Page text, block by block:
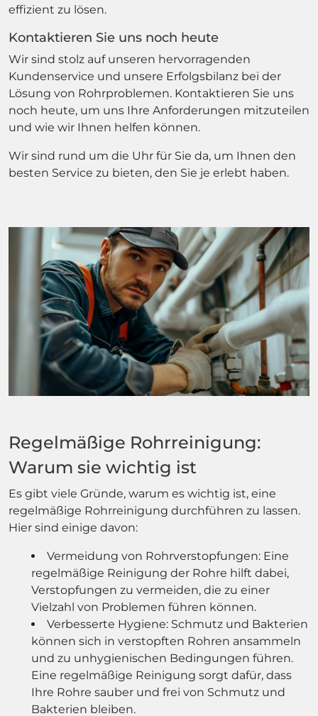
effizient zu lösen.
Kontaktieren Sie uns noch heute
Wir sind stolz auf unseren hervorragenden
Kundenservice und unsere Erfolgsbilanz bei der
Lösung von Rohrproblemen. Kontaktieren Sie uns
noch heute, um uns Ihre Anforderungen mitzuteilen
und wie wir Ihnen helfen können.
Wir sind rund um die Uhr für Sie da, um Ihnen den
besten Service zu bieten, den Sie je erlebt haben.
Regelmäßige Rohrreinigung:
Warum sie wichtig ist
Es gibt viele Gründe, warum es wichtig ist, eine
regelmäßige Rohrreinigung durchführen zu lassen.
Hier sind einige davon:
Vermeidung von Rohrverstopfungen: Eine
regelmäßige Reinigung der Rohre hilft dabei,
Verstopfungen zu vermeiden, die zu einer
Vielzahl von Problemen führen können.
Verbesserte Hygiene: Schmutz und Bakterien
können sich in verstopften Rohren ansammeln
und zu unhygienischen Bedingungen führen.
Eine regelmäßige Reinigung sorgt dafür, dass
Ihre Rohre sauber und frei von Schmutz und
Bakterien bleiben.